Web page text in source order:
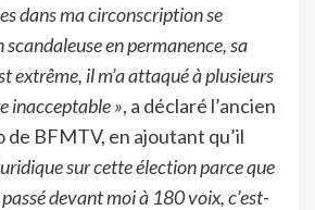
dans ma circonscription se
en permanence, sa
extrême, il m’a attaqué à plusieurs
inacceptable », a déclaré l’ancien
de BFMTV, en ajoutant qu’il
sur cette élection parce que
devant moi à 180 voix, c’est-